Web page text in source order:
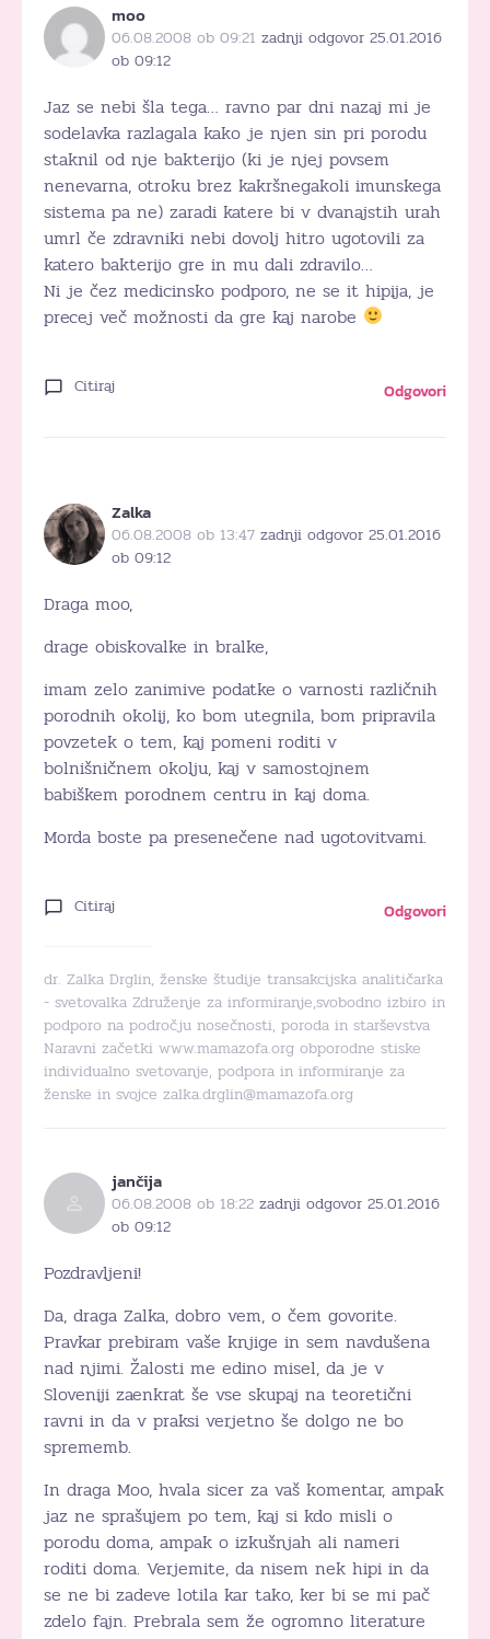
moo
06.08.2008 ob 09:21 zadnji odgovor 25.01.2016
ob 09:12
Jaz se nebi šla tega… ravno par dni nazaj mi je
sodelavka razlagala kako je njen sin pri porodu
staknil od nje bakterijo (ki je njej povsem
nenevarna, otroku brez kakršnegakoli imunskega
sistema pa ne) zaradi katere bi v dvanajstih urah
umrl če zdravniki nebi dovolj hitro ugotovili za
katero bakterijo gre in mu dali zdravilo…
Ni je čez medicinsko podporo, ne se it hipija, je
precej več možnosti da gre kaj narobe
Citiraj Odgovori
Zalka
06.08.2008 ob 13:47 zadnji odgovor 25.01.2016
ob 09:12
Draga moo,
drage obiskovalke in bralke,
imam zelo zanimive podatke o varnosti različnih
porodnih okolij, ko bom utegnila, bom pripravila
povzetek o tem, kaj pomeni roditi v
bolnišničnem okolju, kaj v samostojnem
babiškem porodnem centru in kaj doma.
Morda boste pa presenečene nad ugotovitvami.
Citiraj Odgovori
dr. Zalka Drglin, ženske študije transakcijska analitičarka
- svetovalka Združenje za informiranje,svobodno izbiro in
podporo na področju nosečnosti, poroda in starševstva
Naravni začetki www.mamazofa.org obporodne stiske
individualno svetovanje, podpora in informiranje za
ženske in svojce zalka.drglin@mamazofa.org
jančija
06.08.2008 ob 18:22 zadnji odgovor 25.01.2016
ob 09:12
Pozdravljeni!
Da, draga Zalka, dobro vem, o čem govorite.
Pravkar prebiram vaše knjige in sem navdušena
nad njimi. Žalosti me edino misel, da je v
Sloveniji zaenkrat še vse skupaj na teoretični
ravni in da v praksi verjetno še dolgo ne bo
sprememb.
In draga Moo, hvala sicer za vaš komentar, ampak
jaz ne sprašujem po tem, kaj si kdo misli o
porodu doma, ampak o izkušnjah ali nameri
roditi doma. Verjemite, da nisem nek hipi in da
se ne bi zadeve lotila kar tako, ker bi se mi pač
zdelo fajn. Prebrala sem že ogromno literature